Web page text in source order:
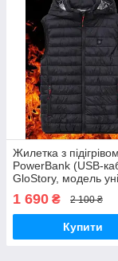
Жилетка з
PowerBank (USB-
GloStory, модель
розмір 3XL-6XL
1 690 ₴ 2 100 ₴
Купити